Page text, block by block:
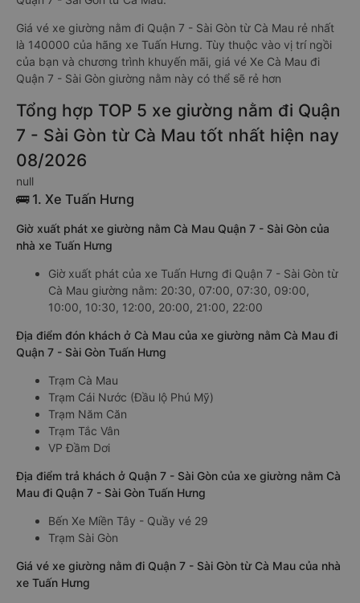
Giá vé xe giường nằm đi Quận 7 - Sài Gòn từ Cà Mau rẻ nhất
là 140000 của hãng xe Tuấn Hưng. Tùy thuộc vào vị trí ngồi
của bạn và chương trình khuyến mãi, giá vé Xe Cà Mau đi
Quận 7 - Sài Gòn giường nằm này có thể sẽ rẻ hơn
Tổng hợp TOP 5 xe giường nằm đi Quận
7 - Sài Gòn từ Cà Mau tốt nhất hiện nay
08/2026
null
🚌 1. Xe Tuấn Hưng
Giờ xuất phát xe giường nằm Cà Mau Quận 7 - Sài Gòn của
nhà xe Tuấn Hưng
Giờ xuất phát của xe Tuấn Hưng đi Quận 7 - Sài Gòn từ
Cà Mau giường nằm: 20:30, 07:00, 07:30, 09:00,
10:00, 10:30, 12:00, 20:00, 21:00, 22:00
Địa điểm đón khách ở Cà Mau của xe giường nằm Cà Mau đi
Quận 7 - Sài Gòn Tuấn Hưng
Trạm Cà Mau
Trạm Cái Nước (Đầu lộ Phú Mỹ)
Trạm Năm Căn
Trạm Tắc Vân
VP Đầm Dơi
Địa điểm trả khách ở Quận 7 - Sài Gòn của xe giường nằm Cà
Mau đi Quận 7 - Sài Gòn Tuấn Hưng
Bến Xe Miền Tây - Quầy vé 29
Trạm Sài Gòn
Giá vé xe giường nằm đi Quận 7 - Sài Gòn từ Cà Mau của nhà
xe Tuấn Hưng